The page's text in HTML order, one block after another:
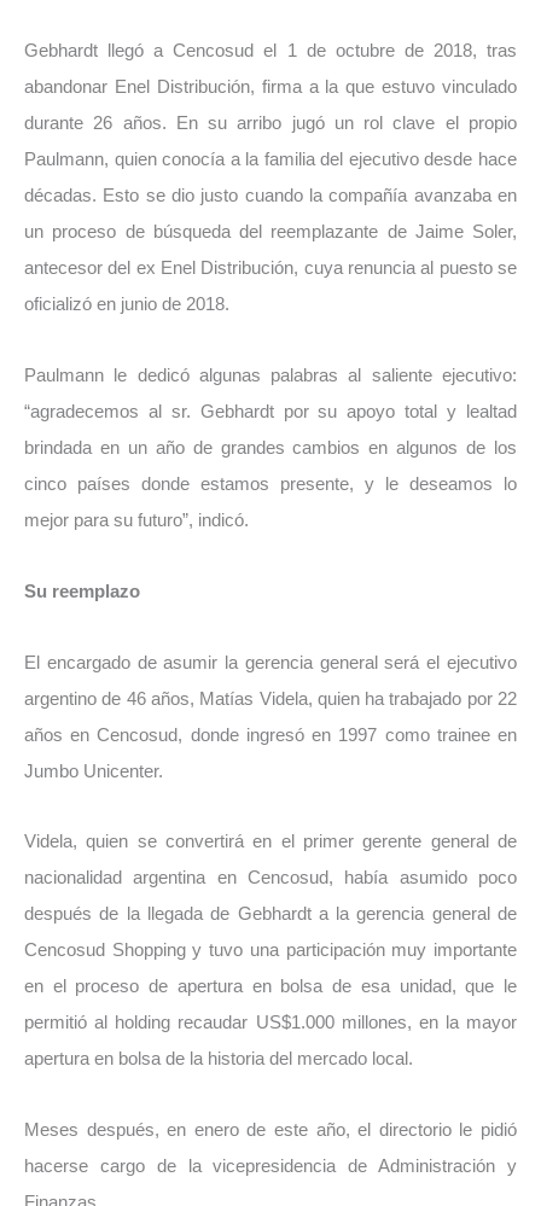
Gebhardt llegó a Cencosud el 1 de octubre de 2018, tras
abandonar Enel Distribución, firma a la que estuvo vinculado
durante 26 años. En su arribo jugó un rol clave el propio
Paulmann, quien conocía a la familia del ejecutivo desde hace
décadas. Esto se dio justo cuando la compañía avanzaba en
un proceso de búsqueda del reemplazante de Jaime Soler,
antecesor del ex Enel Distribución, cuya renuncia al puesto se
oficializó en junio de 2018.
Paulmann le dedicó algunas palabras al saliente ejecutivo:
“agradecemos al sr. Gebhardt por su apoyo total y lealtad
brindada en un año de grandes cambios en algunos de los
cinco países donde estamos presente, y le deseamos lo
mejor para su futuro”, indicó.
Su reemplazo
El encargado de asumir la gerencia general será el ejecutivo
argentino de 46 años, Matías Videla, quien ha trabajado por 22
años en Cencosud, donde ingresó en 1997 como trainee en
Jumbo Unicenter.
Videla, quien se convertirá en el primer gerente general de
nacionalidad argentina en Cencosud, había asumido poco
después de la llegada de Gebhardt a la gerencia general de
Cencosud Shopping y tuvo una participación muy importante
en el proceso de apertura en bolsa de esa unidad, que le
permitió al holding recaudar US$1.000 millones, en la mayor
apertura en bolsa de la historia del mercado local.
Meses después, en enero de este año, el directorio le pidió
hacerse cargo de la vicepresidencia de Administración y